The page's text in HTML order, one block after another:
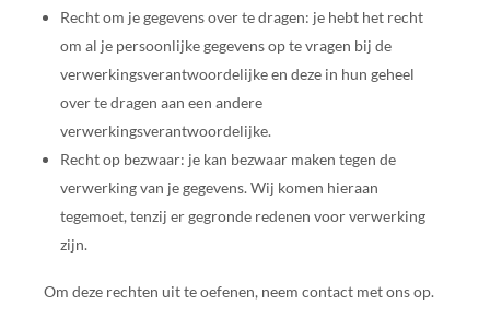
Recht om je gegevens over te dragen: je hebt het recht
om al je persoonlijke gegevens op te vragen bij de
verwerkingsverantwoordelijke en deze in hun geheel
over te dragen aan een andere
verwerkingsverantwoordelijke.
Recht op bezwaar: je kan bezwaar maken tegen de
verwerking van je gegevens. Wij komen hieraan
tegemoet, tenzij er gegronde redenen voor verwerking
zijn.
Om deze rechten uit te oefenen, neem contact met ons op.